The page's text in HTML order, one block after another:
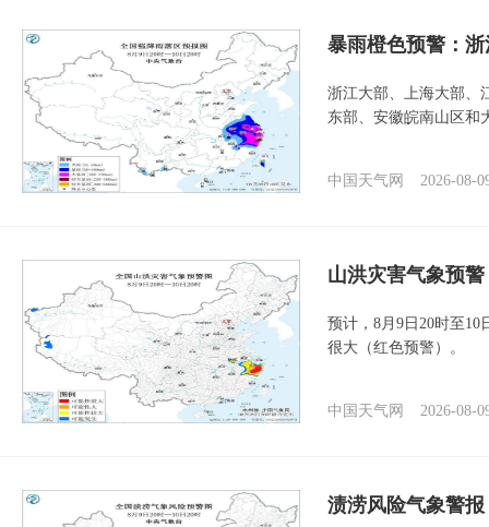
暴雨橙色预警：
浙江大部、上海大部、
东部、安徽皖南山区和
中国天气网 2026-08-
山洪灾害气象预
预计，8月9日20时至
很大（红色预警）。
中国天气网 2026-08-
渍涝风险气象警